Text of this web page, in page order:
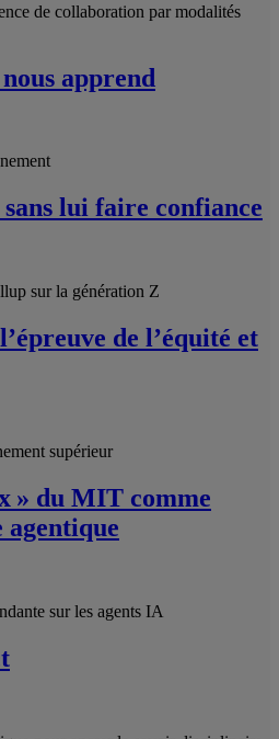
de collaboration par modalités
apprend
lui faire confiance
sur la génération Z
de l’équité et
supérieur
» du MIT comme
sur les agents IA